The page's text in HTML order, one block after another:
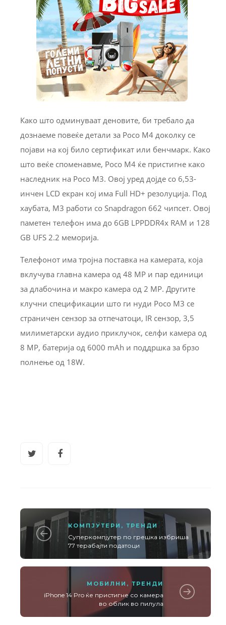
Како што одминуваат деновите, би требало да
дознаеме повеќе детали за Poco M4 доколку се
појави на кој било сертификат или бенчмарк. Како
што веќе споменавме, Poco M4 ќе пристигне како
наследник на Poco M3. Овој уред дојде со 6,53-
инчен LCD екран кој има Full HD+ резолуција. Под
хаубата, M3 работи со Snapdragon 662 чипсет. Овој
паметен телефон има до 6GB LPPDDR4x RAM и 128
GB UFS 2.2 меморија.
Телефонот има тројна поставка на камерата, која
вклучува главна камера од 48 MP и пар единици
за длабочина и макро камера од 2 MP. Другите
клучни спецификации што ги нуди Poco M3 се
страничен сензор за отпечатоци, IR сензор, 3,5
милиметарски аудио приклучок, селфи камера од
8 MP, батерија од 6000 mAh и поддршка за брзо
полнење од 18W.
КОМПЈУТЕРИ , ТРЕНДИ
Суперкомпјутер по грешка избриша
77 терабајти податоци
МОБИЛНИ , ТРЕНДИ
iPhone 14 Pro ќе пристигне со камера
во облик во пилула